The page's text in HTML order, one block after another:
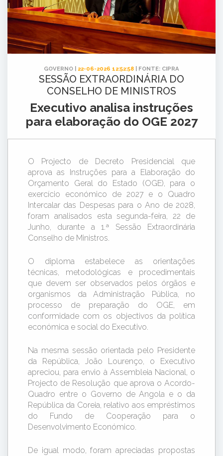
GOVERNO | 22-06-2026 12:52:58 | FONTE: CIPRA
SESSÃO EXTRAORDINÁRIA DO
CONSELHO DE MINISTROS
Executivo analisa instruções
para elaboração do OGE 2027
O Projecto de Decreto Presidencial que
aprova as Instruções para a Elaboração do
Orçamento Geral do Estado (OGE), para o
exercício económico de 2027 e o Quadro
Intercalar das Despesas para o Ano de 2028,
foram analisados esta segunda-feira, 22 de
Junho, durante a 1.ª Sessão Extraordinária
Conselho de Ministros.
O diploma estabelece as orientações
técnicas, metodológicas e procedimentais
que devem ser observados pelos órgãos e
organismos da Administração Pública, no
processo de preparação do OGE, em
conformidade com os objectivos da política
económica e social do Executivo.
Na mesma sessão orientada pelo Presidente
da República, João Lourenço, o Executivo
apreciou, para envio à Assembleia Nacional, o
Projecto de Resolução que aprova o Acordo-
Quadro entre o Governo de Angola e o da
República da Coreia, relativo aos empréstimos
do Fundo de Cooperação para o
Desenvolvimento Económico.
De igual modo, foram apreciadas propostas